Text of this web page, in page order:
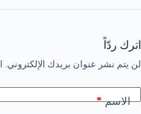
اترك ردّاً
لن يتم نشر عنوان بريدك الإلكتروني.
الاسم*